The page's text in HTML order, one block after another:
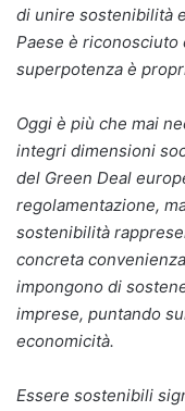
di unire sostenibilità
Paese è riconosciuto
superpotenza è
Oggi è più che mai
integri dimensioni
del Green Deal
regolamentazione,
sostenibilità
concreta
impongono di
imprese, puntando
economicità.
Essere sostenibili